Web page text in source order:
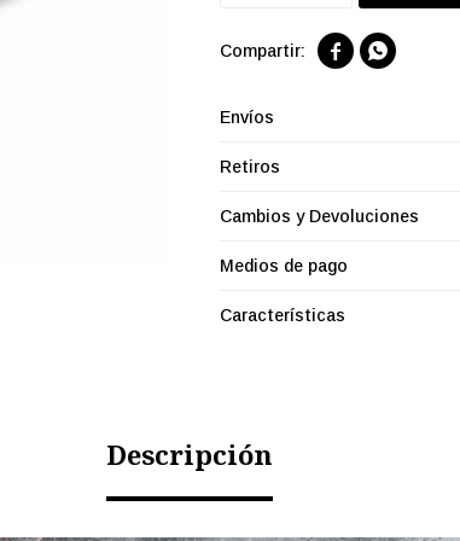
 
Envíos
Retiros
Cambios y Devoluciones
Medios de pago
Características
Descripción